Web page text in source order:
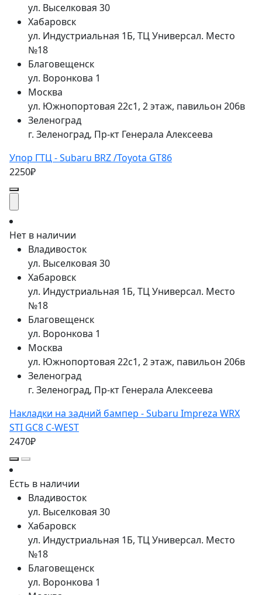
ул. Выселковая 30
Хабаровск
ул. Индустриальная 1Б, ТЦ Универсал. Место
№18
Благовещенск
ул. Воронкова 1
Москва
ул. Южнопортовая 22с1, 2 этаж, павильон 206в
Зеленоград
г. Зеленоград, Пр-кт Генерала Алексеева
Упор ГТЦ - Subaru BRZ /Toyota GT86
2250₽
Нет в наличии
Владивосток
ул. Выселковая 30
Хабаровск
ул. Индустриальная 1Б, ТЦ Универсал. Место
№18
Благовещенск
ул. Воронкова 1
Москва
ул. Южнопортовая 22с1, 2 этаж, павильон 206в
Зеленоград
г. Зеленоград, Пр-кт Генерала Алексеева
Накладки на задний бампер - Subaru Impreza WRX
STI GC8 C-WEST
2470₽
Есть в наличии
Владивосток
ул. Выселковая 30
Хабаровск
ул. Индустриальная 1Б, ТЦ Универсал. Место
№18
Благовещенск
ул. Воронкова 1